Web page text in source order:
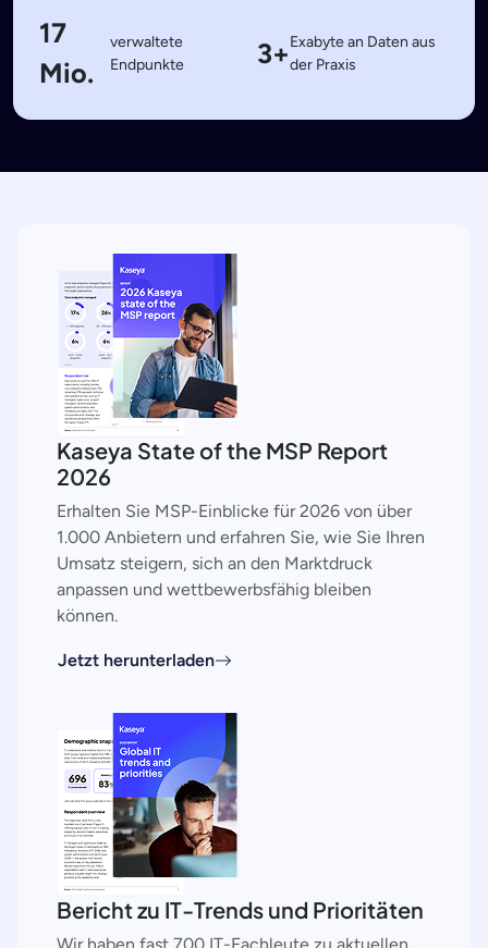
17
Mio.
verwaltete
Endpunkte
3+Exabyte an Daten aus
der Praxis
Kaseya State of the MSP Report
2026
Erhalten Sie MSP-Einblicke für 2026 von über
1.000 Anbietern und erfahren Sie, wie Sie Ihren
Umsatz steigern, sich an den Marktdruck
anpassen und wettbewerbsfähig bleiben
können.
Jetzt herunterladen
Bericht zu IT-Trends und Prioritäten